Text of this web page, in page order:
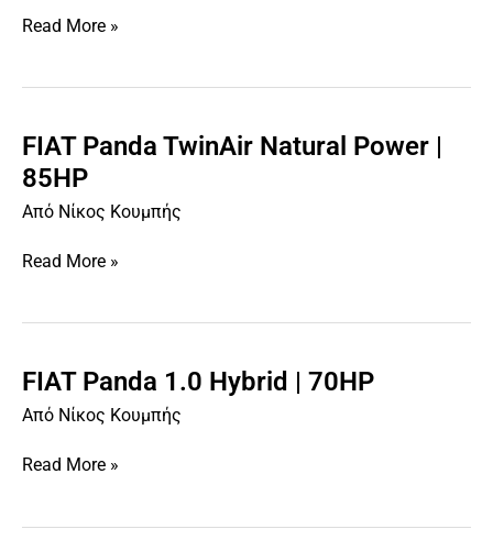
Multijet
Read More »
FIAT Panda TwinAir Natural Power |
85HP
Από Νίκος Κουμπής
FIAT
Panda
TwinAir
Natural
|Read More »
FIAT Panda 1.0 Hybrid | 70HP
Από Νίκος Κουμπής
FIAT
Panda
1.0
Hybrid
Read More »